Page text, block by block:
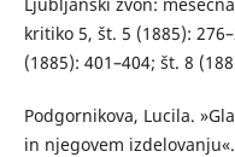
kritiko 5, št. 5 (1885):
(1885): 401–404; št. 8
Podgornikova, Lucila.
in njegovem